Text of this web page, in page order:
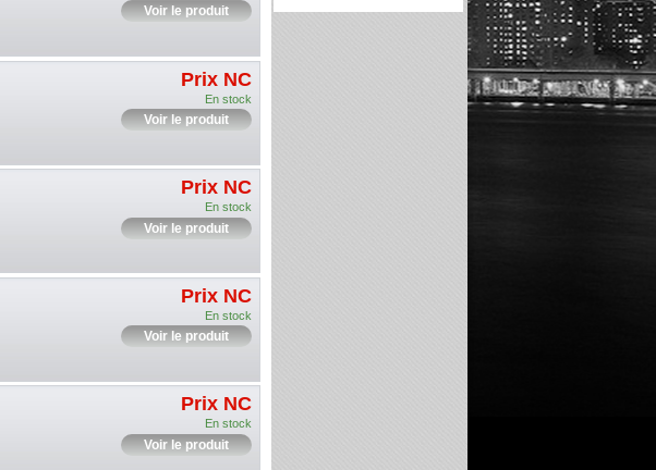
Voir le produit
Prix NC
En stock
Voir le produit
Prix NC
En stock
Voir le produit
Prix NC
En stock
Voir le produit
Prix NC
En stock
Voir le produit